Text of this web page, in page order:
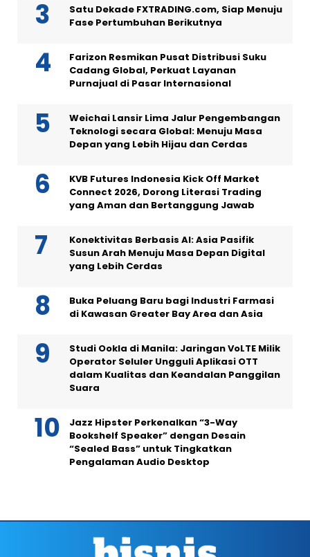
Satu Dekade FXTRADING.com, Siap Menuju
Fase Pertumbuhan Berikutnya
Farizon Resmikan Pusat Distribusi Suku
Cadang Global, Perkuat Layanan
Purnajual di Pasar Internasional
Weichai Lansir Lima Jalur Pengembangan
Teknologi secara Global: Menuju Masa
Depan yang Lebih Hijau dan Cerdas
KVB Futures Indonesia Kick Off Market
Connect 2026, Dorong Literasi Trading
yang Aman dan Bertanggung Jawab
Konektivitas Berbasis AI: Asia Pasifik
Susun Arah Menuju Masa Depan Digital
yang Lebih Cerdas
Buka Peluang Baru bagi Industri Farmasi
di Kawasan Greater Bay Area dan Asia
Studi Ookla di Manila: Jaringan VoLTE Milik
Operator Seluler Ungguli Aplikasi OTT
dalam Kualitas dan Keandalan Panggilan
Suara
Jazz Hipster Perkenalkan “3-Way
Bookshelf Speaker” dengan Desain
“Sealed Bass” untuk Tingkatkan
Pengalaman Audio Desktop